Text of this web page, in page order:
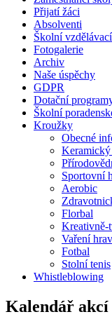
Přijatí žáci
Absolventi
Školní
Fotogalerie
Archiv
Naše úspěchy
GDPR
Dotační
Školní
Kroužky
Obecné
Sportovní
Aerobic
Florbal
Vaření
Fotbal
Stolní tenis
Whistleblowing
Kalendář akcí